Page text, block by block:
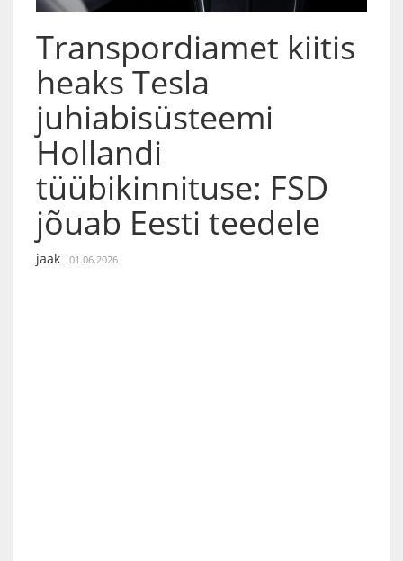
Transpordiamet kiitis
heaks Tesla
juhiabisüsteemi
Hollandi
tüübikinnituse: FSD
jõuab Eesti teedele
jaak 01.06.2026